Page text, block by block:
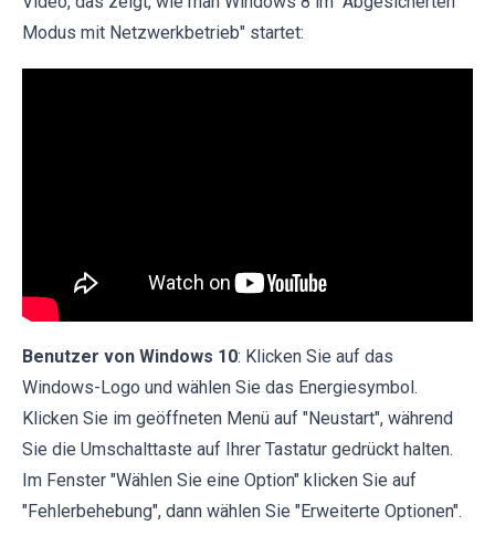
Modus mit Netzwerkbetrieb" startet:
Benutzer von Windows 10: Klicken Sie auf das
Windows-Logo und wählen Sie das Energiesymbol.
Klicken Sie im geöffneten Menü auf "Neustart", während
Sie die Umschalttaste auf Ihrer Tastatur gedrückt halten.
Im Fenster "Wählen Sie eine Option" klicken Sie auf
"Fehlerbehebung", dann wählen Sie "Erweiterte Optionen".